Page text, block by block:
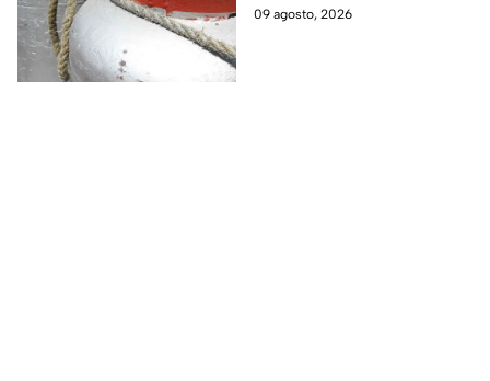
cuánto costará el kilo y el
09 agosto, 2026